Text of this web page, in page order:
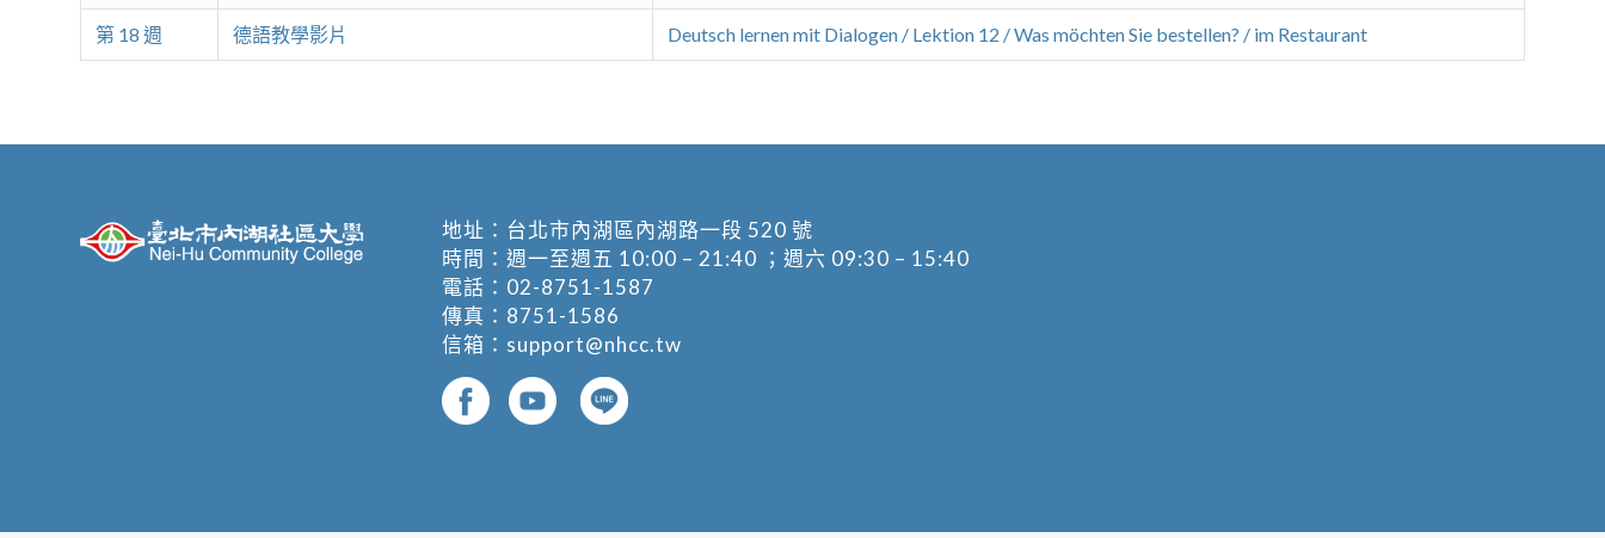
第 18 週 德語教學影片 Deutsch lernen mit Dialogen / Lektion 12 / Was möchten Sie bestellen? / im Restaurant
地址： 台北市內湖區內湖路一段 520 號
時間：週一至週五 10:00 – 21:40 ；週六 09:30 – 15:40
電話： 02-8751-1587
傳真：8751-1586
信箱： support@nhcc.tw